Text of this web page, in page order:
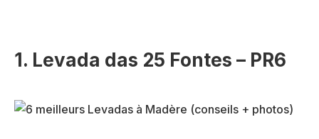
1. Levada das 25 Fontes – PR6